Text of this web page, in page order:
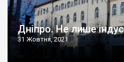
Дніпро. Не лише
31 Жовтня, 2021